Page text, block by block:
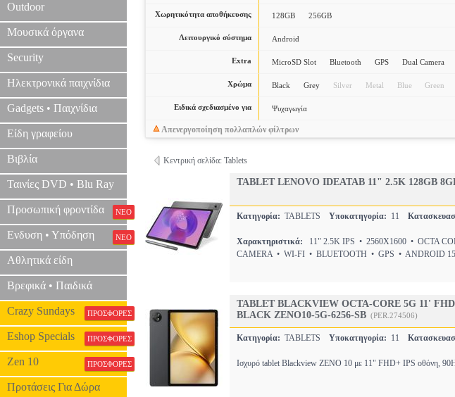
Outdoor
Μουσικά όργανα
Security
Ηλεκτρονικά παιχνίδια
Gadgets • Παιχνίδια
Είδη γραφείου
Βιβλία
Ταινίες DVD • Blu Ray
Προσωπική φροντίδα ΝΕΟ
Ενδυση • Υπόδηση ΝΕΟ
Αθλητικά είδη
Βρεφικά • Παιδικά
Crazy Sundays ΠΡΟΣΦΟΡΕΣ
Eshop Specials ΠΡΟΣΦΟΡΕΣ
Zen 10 ΠΡΟΣΦΟΡΕΣ
Προτάσεις Για Δώρα
Χωρητικότητα αποθήκευσης 128GB 256GB
Λειτουργικό σύστημα Android
Extra MicroSD Slot Bluetooth GPS Dual Camera
Χρώμα Black Grey Silver Metal Blue Green
Ειδικά σχεδιασμένο για Ψυχαγωγία
Απενεργοποίηση πολλαπλών φίλτρων
Κεντρική σελίδα: Tablets
TABLET LENOVO IDEATAB 11" 2.5K 128GB
Κατηγορία: TABLETS Υποκατηγορία: 11
Χαρακτηριστικά: 11" 2.5K IPS • 2560X1600 • OCTA
CAMERA • WI-FI • BLUETOOTH • GPS • ANDROID
TABLET BLACKVIEW OCTA-CORE 5G 11'
BLACK ZENO10-5G-6256-SB (PER.274506)
Κατηγορία: TABLETS Υποκατηγορία: 11
Ισχυρό tablet Blackview ZENO 10 με 11" FHD+ IPS οθόνη,